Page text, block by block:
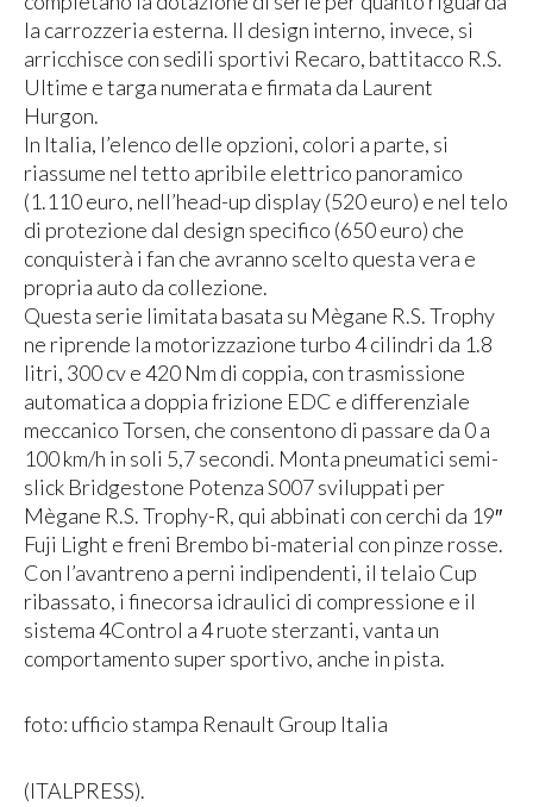
la carrozzeria esterna. Il design interno, invece, si
arricchisce con sedili sportivi Recaro, battitacco R.S.
Ultime e targa numerata e firmata da Laurent
Hurgon.
In Italia, l’elenco delle opzioni, colori a parte, si
riassume nel tetto apribile elettrico panoramico
(1.110 euro, nell’head-up display (520 euro) e nel telo
di protezione dal design specifico (650 euro) che
conquisterà i fan che avranno scelto questa vera e
propria auto da collezione.
Questa serie limitata basata su Mègane R.S. Trophy
ne riprende la motorizzazione turbo 4 cilindri da 1.8
litri, 300 cv e 420 Nm di coppia, con trasmissione
automatica a doppia frizione EDC e differenziale
meccanico Torsen, che consentono di passare da 0 a
100 km/h in soli 5,7 secondi. Monta pneumatici semi-
slick Bridgestone Potenza S007 sviluppati per
Mègane R.S. Trophy-R, qui abbinati con cerchi da 19″
Fuji Light e freni Brembo bi-material con pinze rosse.
Con l’avantreno a perni indipendenti, il telaio Cup
ribassato, i finecorsa idraulici di compressione e il
sistema 4Control a 4 ruote sterzanti, vanta un
comportamento super sportivo, anche in pista.
foto: ufficio stampa Renault Group Italia
(ITALPRESS).